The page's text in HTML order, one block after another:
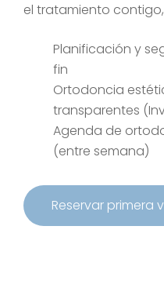
el tratamiento
Planificación y
fin
Ortodoncia
transparentes
Agenda de
(entre semana)
Reservar primera v